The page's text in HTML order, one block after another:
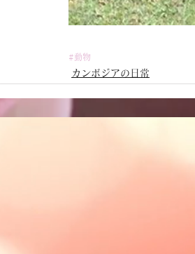
#動物
カンボジアの日常